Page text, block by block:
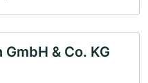
& Co. KG